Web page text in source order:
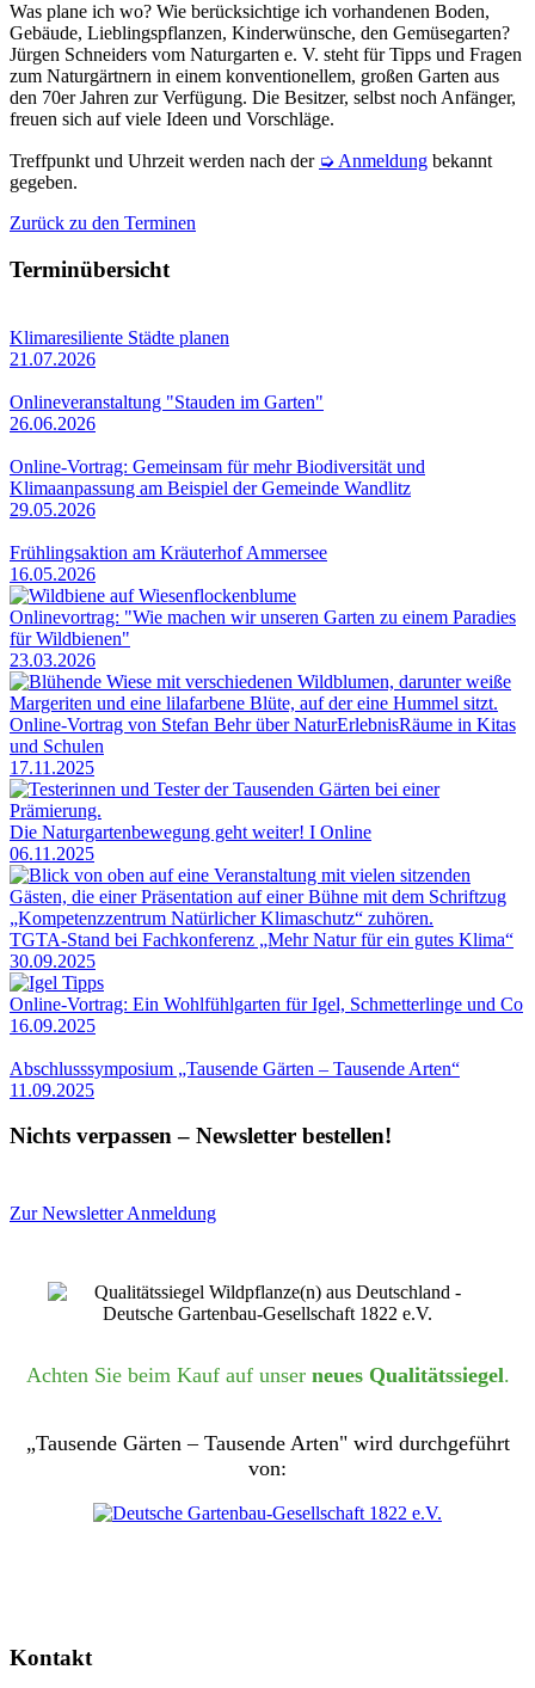
Was plane ich wo? Wie berücksichtige ich vorhandenen Boden,
Gebäude, Lieblingspflanzen, Kinderwünsche, den Gemüsegarten?
Jürgen Schneiders vom Naturgarten e. V. steht für Tipps und Fragen
zum Naturgärtnern in einem konventionellem, großen Garten aus
den 70er Jahren zur Verfügung. Die Besitzer, selbst noch Anfänger,
freuen sich auf viele Ideen und Vorschläge.
Treffpunkt und Uhrzeit werden nach der ➭ Anmeldung bekannt
gegeben.
Zurück zu den Terminen
Terminübersicht
Klimaresiliente Städte planen
21.07.2026
Onlineveranstaltung "Stauden im Garten"
26.06.2026
Online-Vortrag: Gemeinsam für mehr Biodiversität und
Klimaanpassung am Beispiel der Gemeinde Wandlitz
29.05.2026
Frühlingsaktion am Kräuterhof Ammersee
16.05.2026
Onlinevortrag: "Wie machen wir unseren Garten zu einem Paradies
für Wildbienen"
23.03.2026
Online-Vortrag von Stefan Behr über NaturErlebnisRäume in Kitas
und Schulen
17.11.2025
Die Naturgartenbewegung geht weiter! I Online
06.11.2025
TGTA-Stand bei Fachkonferenz „Mehr Natur für ein gutes Klima“
30.09.2025
Online-Vortrag: Ein Wohlfühlgarten für Igel, Schmetterlinge und Co
16.09.2025
Abschlusssymposium „Tausende Gärten – Tausende Arten“
11.09.2025
Nichts verpassen – Newsletter bestellen!
Zur Newsletter Anmeldung
Achten Sie beim Kauf auf unser neues Qualitätssiegel.
„Tausende Gärten – Tausende Arten" wird durchgeführt
von:
Kontakt